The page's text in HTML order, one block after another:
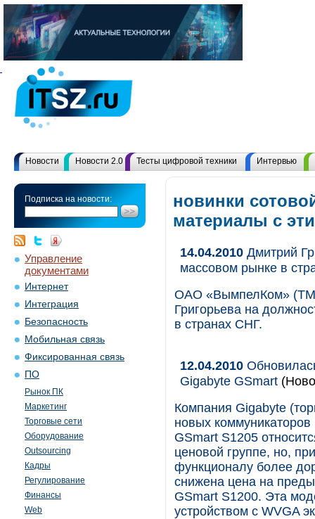
Новости Новости 2.0 Тесты цифровой техники Интервью
Подписка на новости:
Управление
документами
Интернет
Интеграция
Безопасность
Мобильная связь
Фиксированная связь
ПО
Рынок ПК
Маркетинг
Торговые сети
Оборудование
Outsourcing
Кадры
Регулирование
Финансы
Web
новинки
материалы с
14.04.2010 Дмитрий
массовом рынке в
ОАО «ВымпелКом» (ТМ
Григорьева на
в странах СНГ.
12.04.2010
Gigabyte GSmart
Компания Gigabyte
новых
GSmart S1205
ценовой группе, но,
функционалу более
снижена цена на
GSmart S1200. Эта
устройством с WVGA